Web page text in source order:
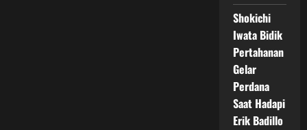
Shokichi
Iwata Bidik
Pertahanan
Gelar
Perdana
Saat Hadapi
Erik Badillo